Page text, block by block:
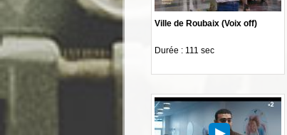
Ville de Roubaix (Voix off)
Durée : 111 sec